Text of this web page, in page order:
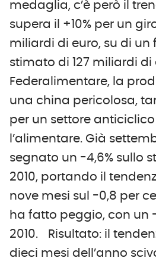
medaglia, c’è però il
supera il +10% per un
miliardi di euro, su di un
stimato di 127 miliardi di
Federalimentare, la
una china pericolosa,
per un settore
l’alimentare. Già
segnato un -4,6% sullo
2010, portando il
nove mesi sul -0,8 per
ha fatto peggio, con un
2010. Risultato: il
dieci mesi dell’anno